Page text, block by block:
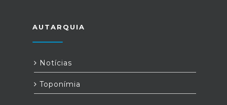
AUTARQUIA
Notícias
Toponímia